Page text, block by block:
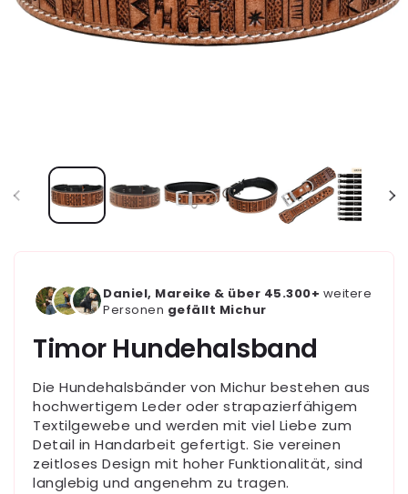
Daniel, Mareike & über 45.300+ weitere
Personen gefällt Michur
Timor Hundehalsband
Die Hundehalsbänder von Michur bestehen aus
hochwertigem Leder oder strapazierfähigem
Textilgewebe und werden mit viel Liebe zum
Detail in Handarbeit gefertigt. Sie vereinen
zeitloses Design mit hoher Funktionalität, sind
langlebig und angenehm zu tragen.